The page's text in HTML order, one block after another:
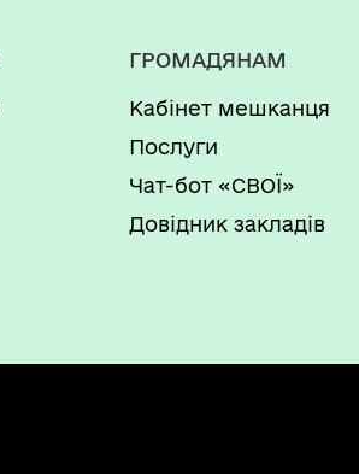
ГРОМАДЯНАМ
Кабінет мешканця
Послуги
Чат-бот «СВОЇ»
Довідник закладів